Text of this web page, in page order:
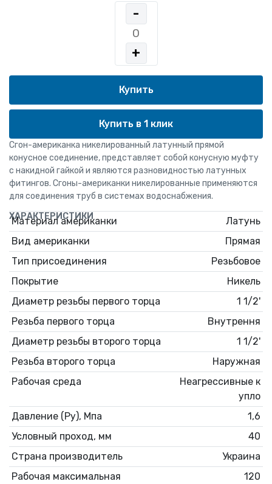
-
+
Купить в 1 клик
Сгон-американка никелированный латунный прямой
конусное соединение, представляет собой конусную муфту
с накидной гайкой и являются разновидностью латунных
фитингов. Сгоны-американки никелированные применяются
для соединения труб в системах водоснабжения.
ХАРАКТЕРИСТИКИ
Материал американки
Латунь
Вид американки
Прямая
Тип присоединения
Резьбовое
Покрытие
Никель
Диаметр резьбы первого торца
1 1/2'
Резьба первого торца
Внутрення
Диаметр резьбы второго торца
1 1/2'
Резьба второго торца
Наружная
Рабочая среда
Неагрессивные к
упло
Давление (Ру), Мпа
1,6
Условный проход, мм
40
Страна производитель
Украина
Рабочая максимальная
120